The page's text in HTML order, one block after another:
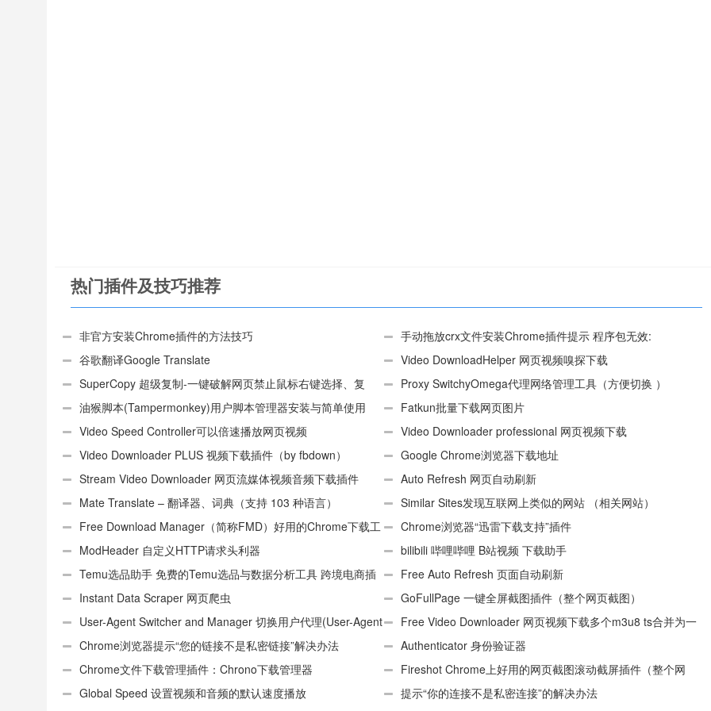
热门插件及技巧推荐
非官方安装Chrome插件的方法技巧
手动拖放crx文件安装Chrome插件提示 程序包无效:
“CEX_HEADER_INVALID”的解决办法
谷歌翻译Google Translate
Video DownloadHelper 网页视频嗅探下载
SuperCopy 超级复制-一键破解网页禁止鼠标右键选择、复
制
Proxy SwitchyOmega代理网络管理工具（方便切换 ）
油猴脚本(Tampermonkey)用户脚本管理器安装与简单使用
（适用Android）
Fatkun批量下载网页图片
Video Speed Controller可以倍速播放网页视频
Video Downloader professional 网页视频下载
Video Downloader PLUS 视频下载插件（by fbdown）
Google Chrome浏览器下载地址
Stream Video Downloader 网页流媒体视频音频下载插件
Auto Refresh 网页自动刷新
Mate Translate – 翻译器、词典（支持 103 种语言）
Similar Sites发现互联网上类似的网站 （相关网站）
Free Download Manager（简称FMD）好用的Chrome下载工
具插件
Chrome浏览器“迅雷下载支持”插件
ModHeader 自定义HTTP请求头利器
bilibili 哔哩哔哩 B站视频 下载助手
Temu选品助手 免费的Temu选品与数据分析工具 跨境电商插
件
Free Auto Refresh 页面自动刷新
Instant Data Scraper 网页爬虫
GoFullPage 一键全屏截图插件（整个网页截图）
User-Agent Switcher and Manager 切换用户代理(User-Agent
或UA)
Free Video Downloader 网页视频下载多个m3u8 ts合并为一
个ts文件
Chrome浏览器提示“您的链接不是私密链接”解决办法
Authenticator 身份验证器
Chrome文件下载管理插件：Chrono下载管理器
Fireshot Chrome上好用的网页截图滚动截屏插件（整个网
页）
Global Speed 设置视频和音频的默认速度播放
提示“你的连接不是私密连接”的解决办法